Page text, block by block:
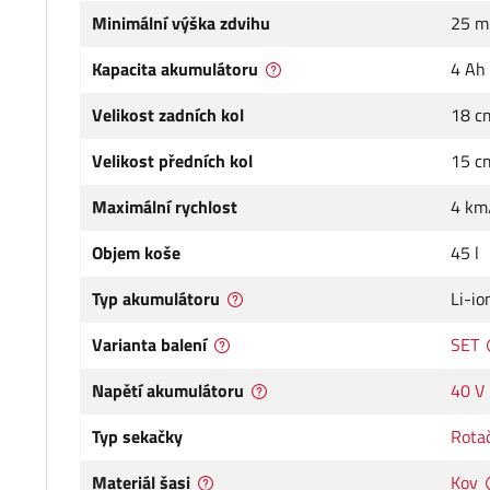
Minimální výška zdvihu
25
Kapacita akumulátoru
4 Ah
Velikost zadních kol
18
Velikost předních kol
15
Maximální rychlost
4
Objem koše
45 l
Typ akumulátoru
Li-
Varianta balení
SET
Napětí akumulátoru
40 V
Typ sekačky
Materiál šasi
Kov